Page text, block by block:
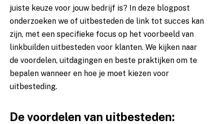
juiste keuze voor jouw bedrijf is? In deze blogpost
onderzoeken we of uitbesteden de link tot succes kan
zijn, met een specifieke focus op het voorbeeld van
linkbuilden uitbesteden voor klanten. We kijken naar
de voordelen, uitdagingen en beste praktijken om te
bepalen wanneer en hoe je moet kiezen voor
uitbesteding.
De voordelen van uitbesteden: